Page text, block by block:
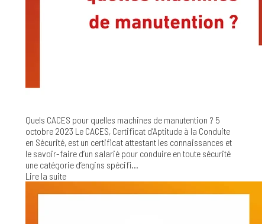
Chariot Semi-Industriel Diesel - 2,5t
Quels CACES pour quelles machines de manutention ? 5
octobre 2023 Le CACES, Certificat d’Aptitude à la Conduite
en Sécurité, est un certificat attestant les connaissances et
le savoir-faire d’un salarié pour conduire en toute sécurité
une catégorie d’engins spécifi...
Lire la suite